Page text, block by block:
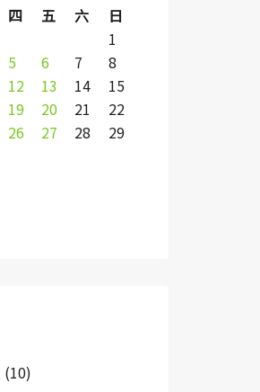
四 五 六
日
1
5 6 7
8
12 13 14
15
19 20 21
22
26 27 28
29
(10)